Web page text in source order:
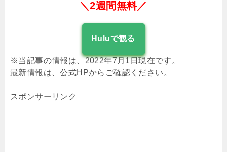
＼2週間無料／
Huluで観る
※当記事の情報は、2022年7月1日現在です。
最新情報は、公式HPからご確認ください。
スポンサーリンク